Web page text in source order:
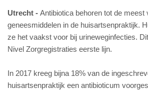
Utrecht
Antibiotica behoren tot de meest
geneesmiddelen in de huisartsenpraktijk.
ze het vaakst voor bij urineweginfecties.
Nivel Zorgregistraties eerste lijn.
In 2017 kreeg bijna 18% van de
huisartsenpraktijk een antibioticum